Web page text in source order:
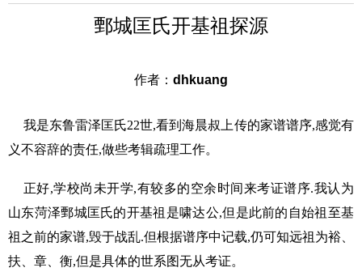
鄄城匡氏开基祖探源
作者： dhkuang
我是东鲁雷泽匡氏22世,看到海晨叔上传的家谱谱序,感觉有
义不容辞的责任,做些考辑疏理工作。
正好,学校尚未开学,有较多的空余时间来考证谱序.我认为
山东菏泽鄄城匡氏的开基祖是啸达公,但是此前的自始祖至基
祖之前的家谱,毁于战乱.但根据谱序中记载,仍可知远祖为裕、
扶、章、衡,但是具体的世系图无从考证。